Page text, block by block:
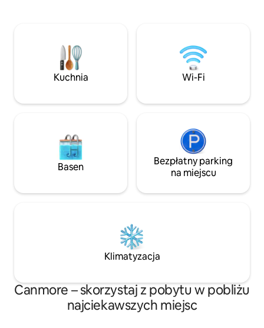
pośrednictwem portalu internetowego
z 72-godzinnym (+30 minut)
wyprzedzeniem.
Balkon, widoki na
wschód/zachód
hydromasażem,
myjnia samochodowa. Spacer
Idealne dla par,
Kuchnia Wi-Fi
Basen
Bezpłatny parking
na miejscu
Klimatyzacja
Canmore – skorzystaj z pobytu w pobliżu
najciekawszych miejsc